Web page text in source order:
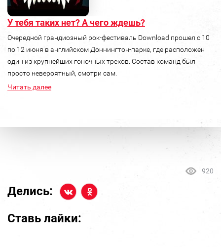
У тебя таких нет? А чего ждешь?
Очередной грандиозный рок-фестиваль Download прошел с 10
по 12 июня в английском Доннингтон-парке, где расположен
один из крупнейших гоночных треков. Состав команд был
просто невероятный, смотри сам.
Читать далее
920
Делись:
Ставь лайки: